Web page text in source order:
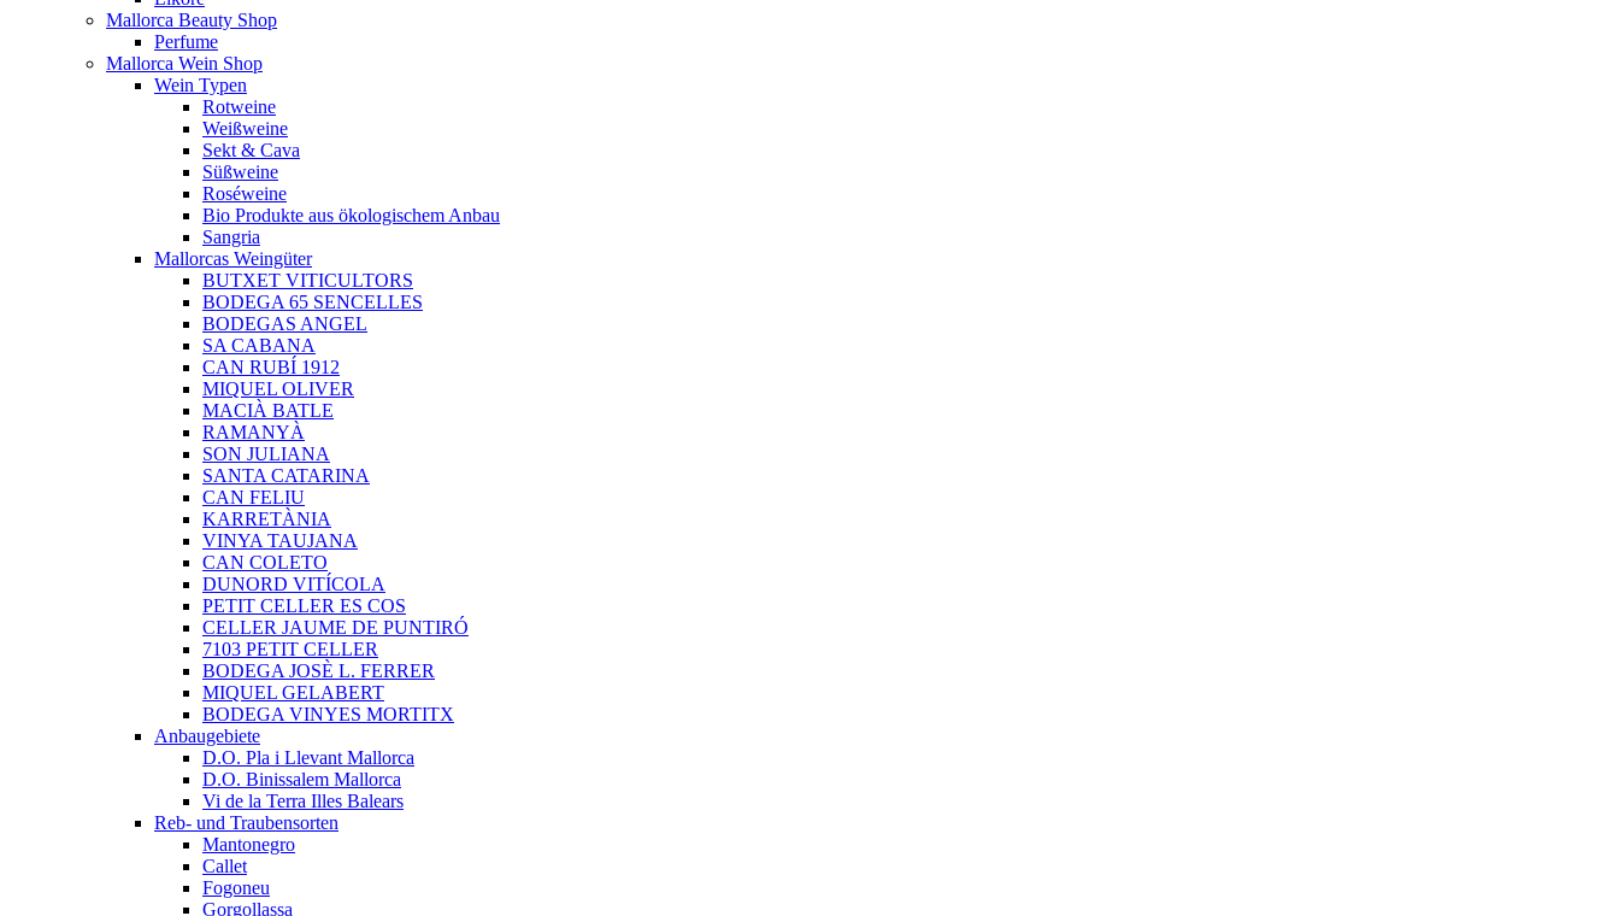
Mallorca Beauty Shop
Perfume
Mallorca Wein Shop
Wein Typen
Rotweine
Weißweine
Sekt & Cava
Süßweine
Roséweine
Bio Produkte aus ökologischem Anbau
Sangria
Mallorcas Weingüter
BUTXET VITICULTORS
BODEGA 65 SENCELLES
BODEGAS ANGEL
SA CABANA
CAN RUBÍ 1912
MIQUEL OLIVER
MACIÀ BATLE
RAMANYÀ
SON JULIANA
SANTA CATARINA
CAN FELIU
KARRETÀNIA
VINYA TAUJANA
CAN COLETO
DUNORD VITÍCOLA
PETIT CELLER ES COS
CELLER JAUME DE PUNTIRÓ
7103 PETIT CELLER
BODEGA JOSÈ L. FERRER
MIQUEL GELABERT
BODEGA VINYES MORTITX
Anbaugebiete
D.O. Pla i Llevant Mallorca
D.O. Binissalem Mallorca
Vi de la Terra Illes Balears
Reb- und Traubensorten
Mantonegro
Callet
Fogoneu
Gorgollassa